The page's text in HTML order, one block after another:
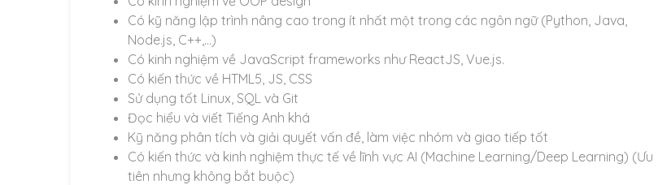
Có kỹ năng lập trình nâng cao trong ít nhất một trong các ngôn ngữ (Python, Java,
Node.js, C++,…)
Có kinh nghiệm về JavaScript frameworks như ReactJS, Vue.js.
Có kiến thức về HTML5, JS, CSS
Sử dụng tốt Linux, SQL và Git
Đọc hiểu và viết Tiếng Anh khá
Kỹ năng phân tích và giải quyết vấn đề, làm việc nhóm và giao tiếp tốt
Có kiến thức và kinh nghiệm thực tế về lĩnh vực AI (Machine Learning/Deep Learning) (Ưu
tiên nhưng không bắt buộc)